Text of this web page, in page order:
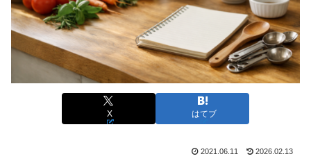
X はてブ
2021.06.11 2026.02.13